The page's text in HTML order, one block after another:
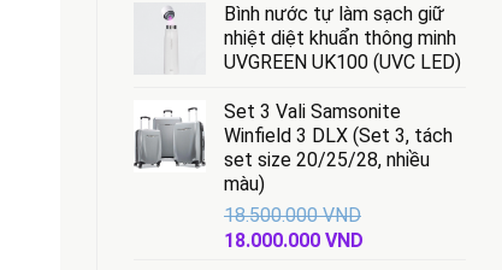
Bình nước tự làm sạch giữ
nhiệt diệt khuẩn thông minh
UVGREEN UK100 (UVC LED)
Set 3 Vali Samsonite
Winfield 3 DLX (Set 3, tách
set size 20/25/28, nhiều
màu)
18.500.000VND
Giá
18.000.000 VND